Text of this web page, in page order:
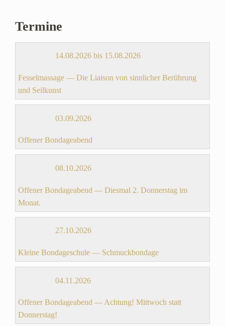
Termine
14.08.2026 bis 15.08.2026
Fesselmassage — Die Liaison von sinnlicher Berührung
und Seilkunst
03.09.2026
Offener Bondageabend
08.10.2026
Offener Bondageabend — Diesmal 2. Donnerstag im
Monat.
27.10.2026
Kleine Bondageschule — Schmuckbondage
04.11.2026
Offener Bondageabend — Achtung! Mittwoch statt
Donnerstag!